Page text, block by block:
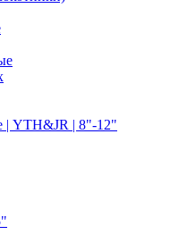
| YTH&JR | 8"-12"